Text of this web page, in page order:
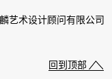
艺术设计顾问有限公司
回到顶部